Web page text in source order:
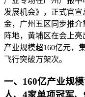
发展机会》，正式官
金，广州五区同步推
阵地，黄埔区在会上
产业规模超160亿元，
飞行突破万架次。
一、160亿产业规
人、4家单项冠军